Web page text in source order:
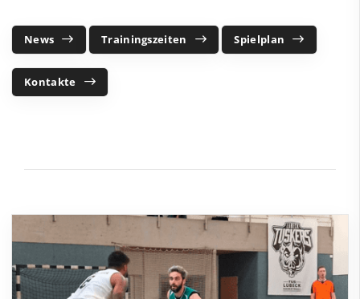
News Trainingszeiten Spielplan
Kontakte